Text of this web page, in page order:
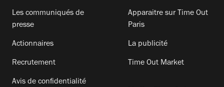
Les communiqués de
presse
Actionnaires
Recrutement
Avis de confidentialité
Apparaitre sur Time Out
Paris
La publicité
Time Out Market